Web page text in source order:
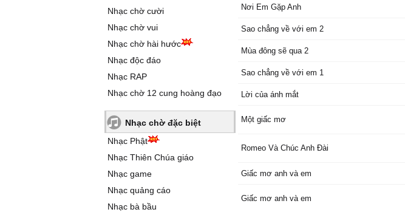
Nhạc chờ cười
Nhạc chờ vui
Nhạc chờ hài hước
Nhạc độc đáo
Nhạc RAP
Nhạc chờ 12 cung hoàng đạo
Nhạc chờ đặc biệt
Nhạc Phật
Nhạc Thiên Chúa giáo
Nhạc game
Nhạc quảng cáo
Nhạc bà bầu
Nơi Em Gặp Anh
Sao chẳng về với em 2
Mùa đông sẽ qua 2
Sao chẳng về với em 1
Lời của ánh mắt
Một giấc mơ
Romeo Và Chúc Anh Đài
Giấc mơ anh và em
Giấc mơ anh và em